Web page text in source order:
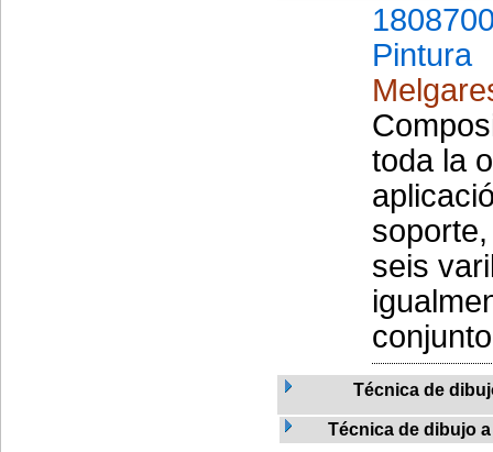
Pintura
toda la
seis
Técnica de
Técnica de dibujo